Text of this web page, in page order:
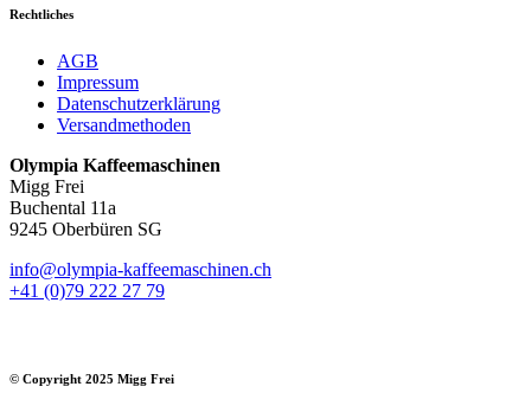
Rechtliches
AGB
Impressum
Datenschutzerklärung
Versandmethoden
Olympia Kaffeemaschinen
Migg Frei
Buchental 11a
9245 Oberbüren SG
info@olympia-kaffeemaschinen.ch
+41 (0)79 222 27 79
© Copyright 2025 Migg Frei